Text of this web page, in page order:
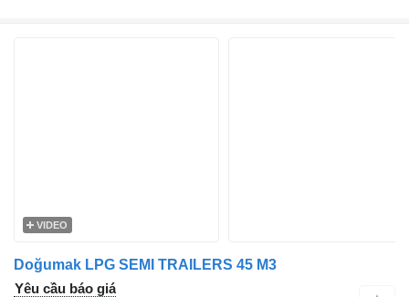
VIDEO
Doğumak LPG SEMI TRAILERS 45 M3
Yêu cầu báo giá